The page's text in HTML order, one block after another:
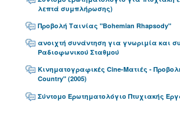
λεπτά συμπλήρωσης)
Προβολή Ταινίας "Bohemian Rhapsody"
ανοιχτή συνάντηση για γνωριμία και
Ραδιοφωνικού Σταθμού
Κινηματογραφικές Cine-Ματιές -
Country" (2005)
Σύντομο Ερωτηματολόγιο Πτυχιακής